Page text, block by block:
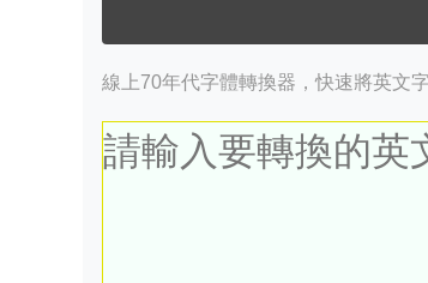
線上70年代字體轉換器，快速將英文